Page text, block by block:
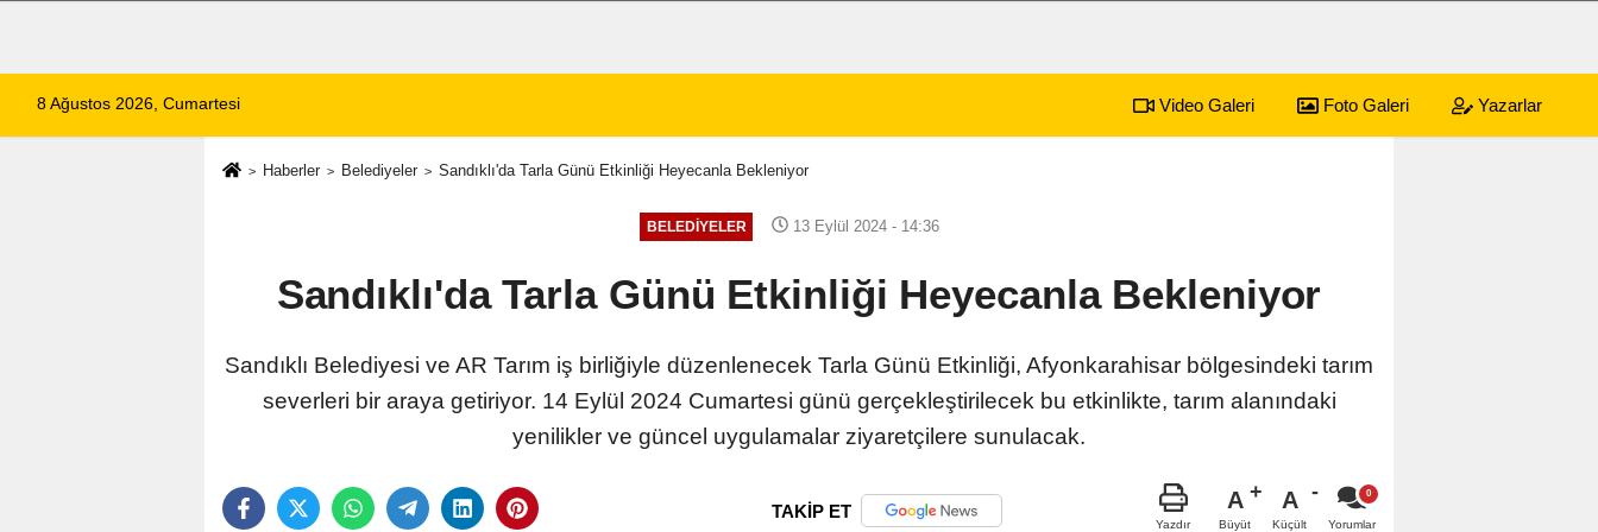
8 Ağustos 2026, Cumartesi Video Galeri Foto Galeri Yazarlar
Haberler Belediyeler Sandıklı'da Tarla Günü Etkinliği Heyecanla Bekleniyor
BELEDIYELER 13 Eylül 2024 - 14:36
Sandıklı'da Tarla Günü Etkinliği Heyecanla Bekleniyor
Sandıklı Belediyesi ve AR Tarım iş birliğiyle düzenlenecek Tarla Günü Etkinliği, Afyonkarahisar bölgesindeki tarım
severleri bir araya getiriyor. 14 Eylül 2024 Cumartesi günü gerçekleştirilecek bu etkinlikte, tarım alanındaki
yenilikler ve güncel uygulamalar ziyaretçilere sunulacak.
TAKİP ET
Yazdır
A
Büyüt
A
Küçült Yorumlar